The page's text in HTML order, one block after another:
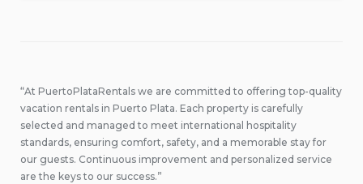
“At PuertoPlataRentals we are committed to offering top-quality
vacation rentals in Puerto Plata. Each property is carefully
selected and managed to meet international hospitality
standards, ensuring comfort, safety, and a memorable stay for
our guests. Continuous improvement and personalized service
are the keys to our success.”